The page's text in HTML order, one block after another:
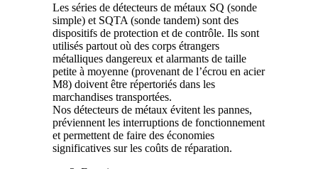
Les séries de détecteurs de métaux SQ (sonde
simple) et SQTA (sonde tandem) sont des
dispositifs de protection et de contrôle. Ils sont
utilisés partout où des corps étrangers
métalliques dangereux et alarmants de taille
petite à moyenne (provenant de l’écrou en acier
M8) doivent être répertoriés dans les
marchandises transportées.
Nos détecteurs de métaux évitent les pannes,
préviennent les interruptions de fonctionnement
et permettent de faire des économies
significatives sur les coûts de réparation.